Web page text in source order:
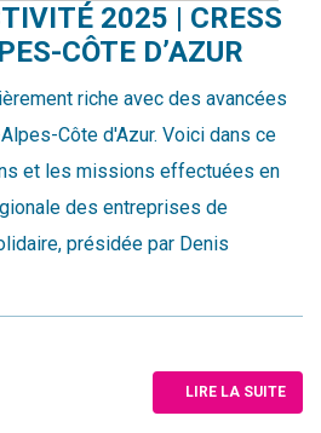
2025 | CRESS
CÔTE D’AZUR
riche avec des avancées
Côte d'Azur. Voici dans ce
et les missions effectuées en
des entreprises de
présidée par Denis
LIRE LA SUITE